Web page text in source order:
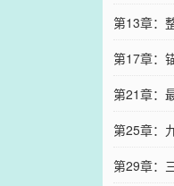
昌！
第13章：
第17章：
第21章：
第25章：
第29章：